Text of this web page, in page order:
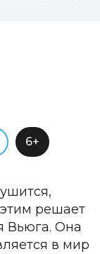
6+
решает
Вьюга. Она
в мир